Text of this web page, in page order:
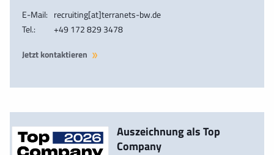
E-Mail: recruiting[at]terranets-bw.de
Tel.:
+49 172 829 3478
Jetzt kontaktieren
Auszeichnung als Top
Company